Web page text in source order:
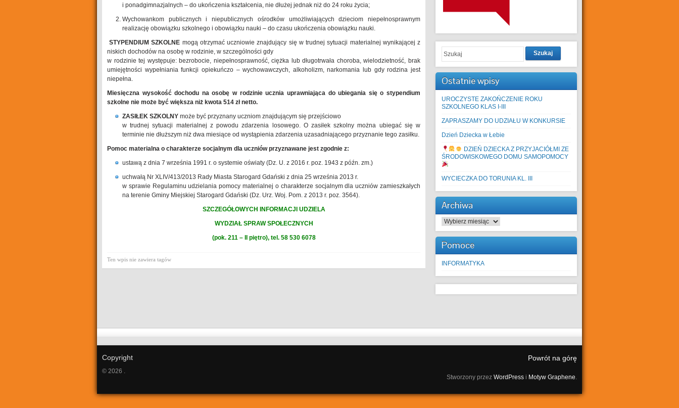
i ponadgimnazjalnych – do ukończenia kształcenia, nie dłużej jednak niż do 24 roku życia;
Wychowankom publicznych i niepublicznych ośrodków umożliwiających dzieciom niepełnosprawnym
realizację obowiązku szkolnego i obowiązku nauki – do czasu ukończenia obowiązku nauki.
STYPENDIUM SZKOLNE mogą otrzymać uczniowie znajdujący się w trudnej sytuacji materialnej wynikającej z
niskich dochodów na osobę w rodzinie, w szczególności gdy
w rodzinie tej występuje: bezrobocie, niepełnosprawność, ciężka lub długotrwała choroba, wielodzietność, brak
umiejętności wypełniania funkcji opiekuńczo – wychowawczych, alkoholizm, narkomania lub gdy rodzina jest
niepełna.
Miesięczna wysokość dochodu na osobę w rodzinie ucznia uprawniająca do ubiegania się o stypendium
szkolne nie może być większa niż kwota 514 zł netto.
ZASIŁEK SZKOLNY może być przyznany uczniom znajdującym się przejściowo
w trudnej sytuacji materialnej z powodu zdarzenia losowego. O zasiłek szkolny można ubiegać się w
terminie nie dłuższym niż dwa miesiące od wystąpienia zdarzenia uzasadniającego przyznanie tego zasiłku.
Pomoc materialna o charakterze socjalnym dla uczniów przyznawane jest zgodnie z:
ustawą z dnia 7 września 1991 r. o systemie oświaty (Dz. U. z 2016 r. poz. 1943 z późn. zm.)
uchwałą Nr XLIV/413/2013 Rady Miasta Starogard Gdański z dnia 25 września 2013 r.
w sprawie Regulaminu udzielania pomocy materialnej o charakterze socjalnym dla uczniów zamieszkałych
na terenie Gminy Miejskiej Starogard Gdański (Dz. Urz. Woj. Pom. z 2013 r. poz. 3564).
SZCZEGÓŁOWYCH INFORMACJI UDZIELA
WYDZIAŁ SPRAW SPOŁECZNYCH
(pok. 211 – II piętro), tel. 58 530 6078
Ten wpis nie zawiera tagów
Szukaj
Ostatnie wpisy
UROCZYSTE ZAKOŃCZENIE ROKU
SZKOLNEGO KLAS I-III
ZAPRASZAMY DO UDZIAŁU W KONKURSIE
Dzień Dziecka w Łebie
DZIEŃ DZIECKA Z PRZYJACIÓŁMI ZE
ŚRODOWISKOWEGO DOMU SAMOPOMOCY
WYCIECZKA DO TORUNIA KL. III
Archiwa
Archiwa
Pomoce
INFORMATYKA
Copyright
© 2026 .
Powrót na górę
Stworzony przez WordPress i Motyw Graphene